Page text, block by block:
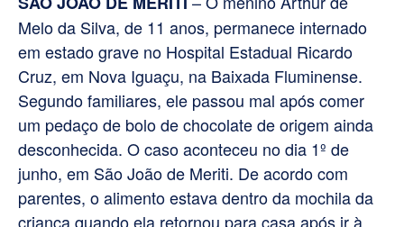
Melo da Silva, de 11 anos, permanece internado
em estado grave no Hospital Estadual Ricardo
Cruz, em Nova Iguaçu, na Baixada Fluminense.
Segundo familiares, ele passou mal após comer
um pedaço de bolo de chocolate de origem ainda
desconhecida. O caso aconteceu no dia 1º de
junho, em São João de Meriti. De acordo com
parentes, o alimento estava dentro da mochila da
criança quando ela retornou para casa após ir à